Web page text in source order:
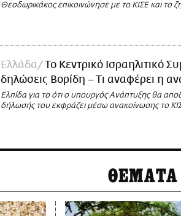
Θεοδωρικάκος επικοινώνησε με το ΚΙΣΕ και το
Ελλάδα
Το Κεντρικό Ισραηλιτικό
δηλώσεις Βορίδη – Τι αναφέρει η
Ελπίδα για το ότι ο υπουργός Ανάπτυξης θα
δήλωσής του εκφράζει μέσω ανακοίνωσης το
ΘΕΜΑΤΑ